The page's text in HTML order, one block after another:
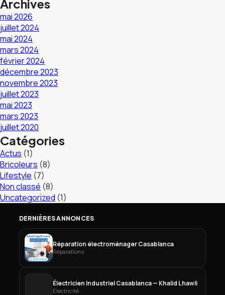
Archives
mai 2026
juillet 2024
mai 2024
mars 2024
février 2024
décembre 2023
novembre 2023
juillet 2023
mai 2023
mars 2023
juillet 2020
Catégories
Actus (1)
Bricoleurs (8)
Lifestyle (7)
Non classé (8)
Uncategorized (1)
DERNIÈRES ANNONCES
Réparation électroménager Casablanca
Réparations
Électricien Industriel Casablanca — Khalid Lhawli
Électricité